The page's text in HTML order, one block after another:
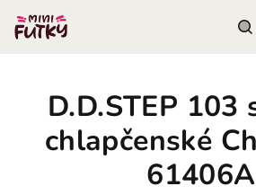
obsah
D.D.STEP 103
chlapčenské
61406A